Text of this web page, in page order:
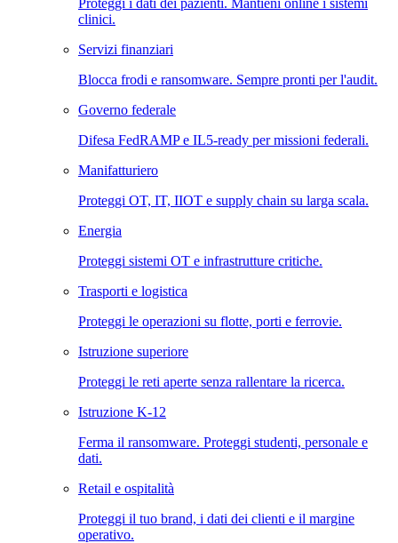
Proteggi i dati dei pazienti. Mantieni online i sistemi
clinici.
Servizi finanziari
Blocca frodi e ransomware. Sempre pronti per l'audit.
Governo federale
Difesa FedRAMP e IL5-ready per missioni federali.
Manifatturiero
Proteggi OT, IT, IIOT e supply chain su larga scala.
Energia
Proteggi sistemi OT e infrastrutture critiche.
Trasporti e logistica
Proteggi le operazioni su flotte, porti e ferrovie.
Istruzione superiore
Proteggi le reti aperte senza rallentare la ricerca.
Istruzione K-12
Ferma il ransomware. Proteggi studenti, personale e
dati.
Retail e ospitalità
Proteggi il tuo brand, i dati dei clienti e il margine
operativo.